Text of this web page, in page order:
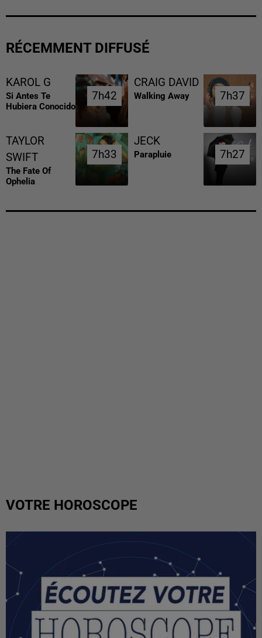
RÉCEMMENT DIFFUSÉ
KAROL G
Si Antes Te
Hubiera Conocido
7h42
7h42
CRAIG DAVID
Walking Away 7h37
7h37
TAYLOR
SWIFT
The Fate Of
Ophelia
7h33
7h33
JECK
Parapluie 7h27
7h27
VOTRE HOROSCOPE